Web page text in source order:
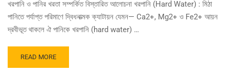
প্রতিকার
খরপানি ও পানির খরতা সম্পর্কিত বিস্তারিত আলোচনা খরপানি (Hard Water) : মিঠা
পানিতে পর্যাপ্ত পরিমাণে দ্বিধনাত্মক ক্যাটায়ন যেমন— Ca2+, Mg2+ ও Fe2+ আয়ন
দ্রবীভূত থাকলে ঐ পানিকে খরপানি (hard water) …
READ
MORE
READ MORE